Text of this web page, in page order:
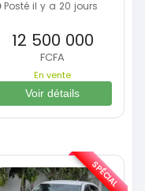
Posté il y a 20 jours
12 500 000
FCFA
En vente
Voir détails
SPÉCIAL